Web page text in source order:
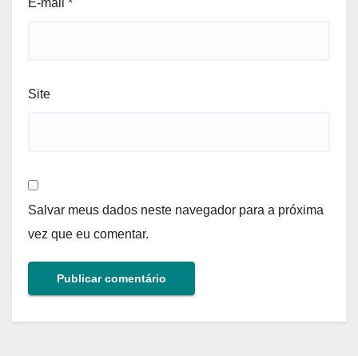
E-mail *
Site
Salvar meus dados neste navegador para a próxima
vez que eu comentar.